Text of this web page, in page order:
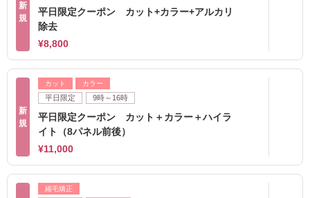
新
規
平日限定クーポン カット+カラー+アルカリ
除去
¥8,800
新
規
カット カラー
平日限定 9時～16時
平日限定クーポン カット＋カラー＋ハイラ
イト（8パネル前後）
¥11,000
縮毛矯正